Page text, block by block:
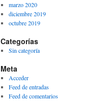
marzo 2020
diciembre 2019
octubre 2019
Categorías
Sin categoría
Meta
Acceder
Feed de entradas
Feed de comentarios